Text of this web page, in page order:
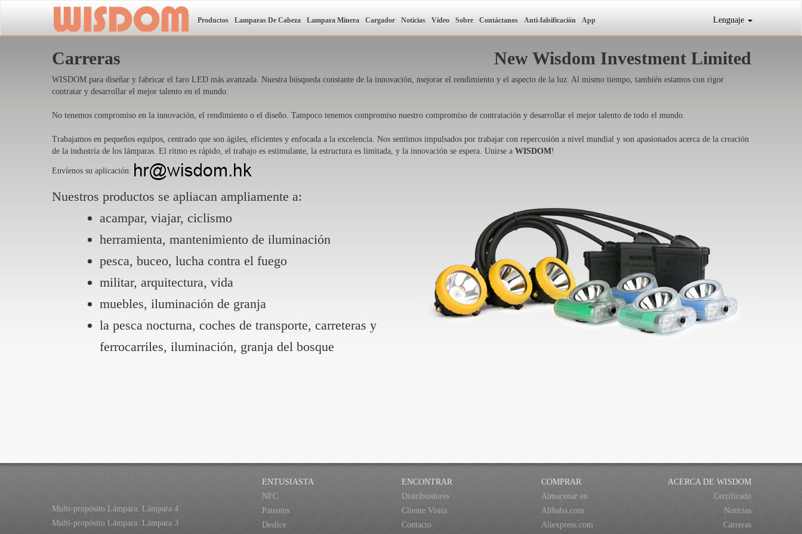
Productos Lamparas De Cabeza Lampara Minera Cargador Noticias Vídeo Sobre Contáctanos Anti-falsificación App Lenguaje
New Wisdom Investment Limited
Carreras
WISDOM para diseñar y fabricar el faro LED más avanzada. Nuestra búsqueda constante de la innovación, mejorar el rendimiento y el aspecto de la luz. Al mismo tiempo, también estamos con rigor
contratar y desarrollar el mejor talento en el mundo.
No tenemos compromiso en la innovación, el rendimiento o el diseño. Tampoco tenemos compromiso nuestro compromiso de contratación y desarrollar el mejor talento de todo el mundo.
Trabajamos en pequeños equipos, centrado que son ágiles, eficientes y enfocada a la excelencia. Nos sentimos impulsados por trabajar con repercusión a nivel mundial y son apasionados acerca de la creación
de la industria de los lámparas. El ritmo es rápido, el trabajo es estimulante, la estructura es limitada, y la innovación se espera. Unirse a WISDOM!
Envíenos su aplicación:
Nuestros productos se apliacan ampliamente a:
acampar, viajar, ciclismo
herramienta, mantenimiento de iluminación
pesca, buceo, lucha contra el fuego
militar, arquitectura, vida
muebles, iluminación de granja
la pesca nocturna, coches de transporte, carreteras y
ferrocarriles, iluminación, granja del bosque
Multi-propósito Lámpara: Lámpara 4
Multi-propósito Lámpara: Lámpara 3
ENTUSIASTA
NFC
Patentes
Deslice
ENCONTRAR
Distribuidores
Cliente Visita
Contacto
COMPRAR
Almacenar en
Alibaba.com
Aliexpress.com
ACERCA DE WISDOM
Certificado
Noticias
Carreras